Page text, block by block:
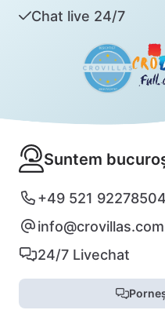
Chat live 24/7
Suntem
+49 521 92278504
info@crovillas.com
24/7 Livechat